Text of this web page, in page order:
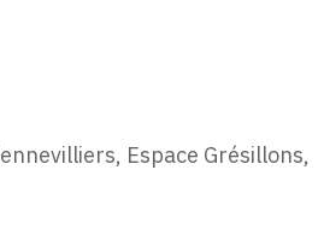
Espace Grésillons,